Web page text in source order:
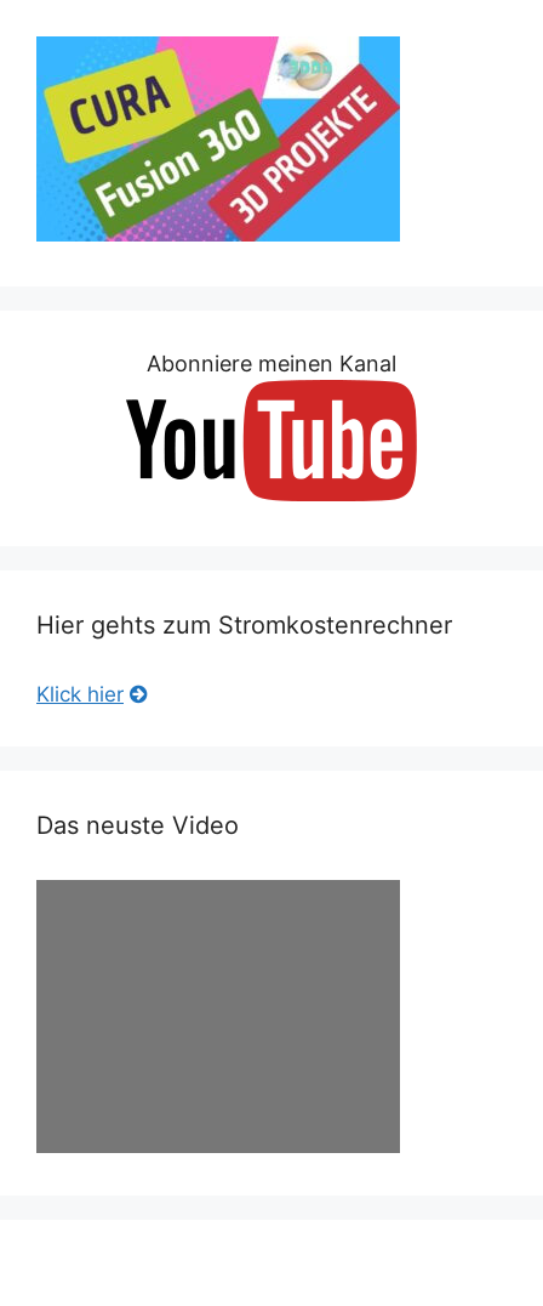
Abonniere meinen Kanal
Hier gehts zum Stromkostenrechner
Klick hier
Das neuste Video